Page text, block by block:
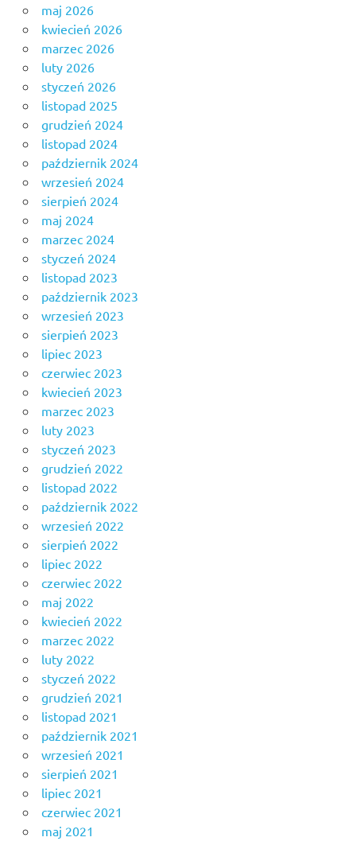
maj 2026
kwiecień 2026
marzec 2026
luty 2026
styczeń 2026
listopad 2025
grudzień 2024
listopad 2024
październik 2024
wrzesień 2024
sierpień 2024
maj 2024
marzec 2024
styczeń 2024
listopad 2023
październik 2023
wrzesień 2023
sierpień 2023
lipiec 2023
czerwiec 2023
kwiecień 2023
marzec 2023
luty 2023
styczeń 2023
grudzień 2022
listopad 2022
październik 2022
wrzesień 2022
sierpień 2022
lipiec 2022
czerwiec 2022
maj 2022
kwiecień 2022
marzec 2022
luty 2022
styczeń 2022
grudzień 2021
listopad 2021
październik 2021
wrzesień 2021
sierpień 2021
lipiec 2021
czerwiec 2021
maj 2021